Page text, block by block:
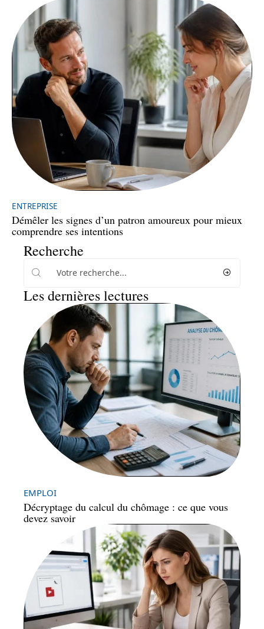
ENTREPRISE
Démêler les signes d’un patron amoureux pour mieux
comprendre ses intentions
Recherche
Les dernières lectures
EMPLOI
Décryptage du calcul du chômage : ce que vous
devez savoir